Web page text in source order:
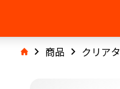
商品 クリア